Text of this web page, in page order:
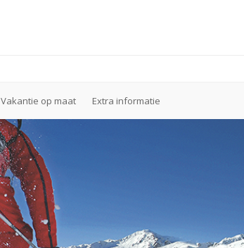
Vakantie op maat Extra informatie